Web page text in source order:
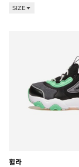
SIZE
휠라